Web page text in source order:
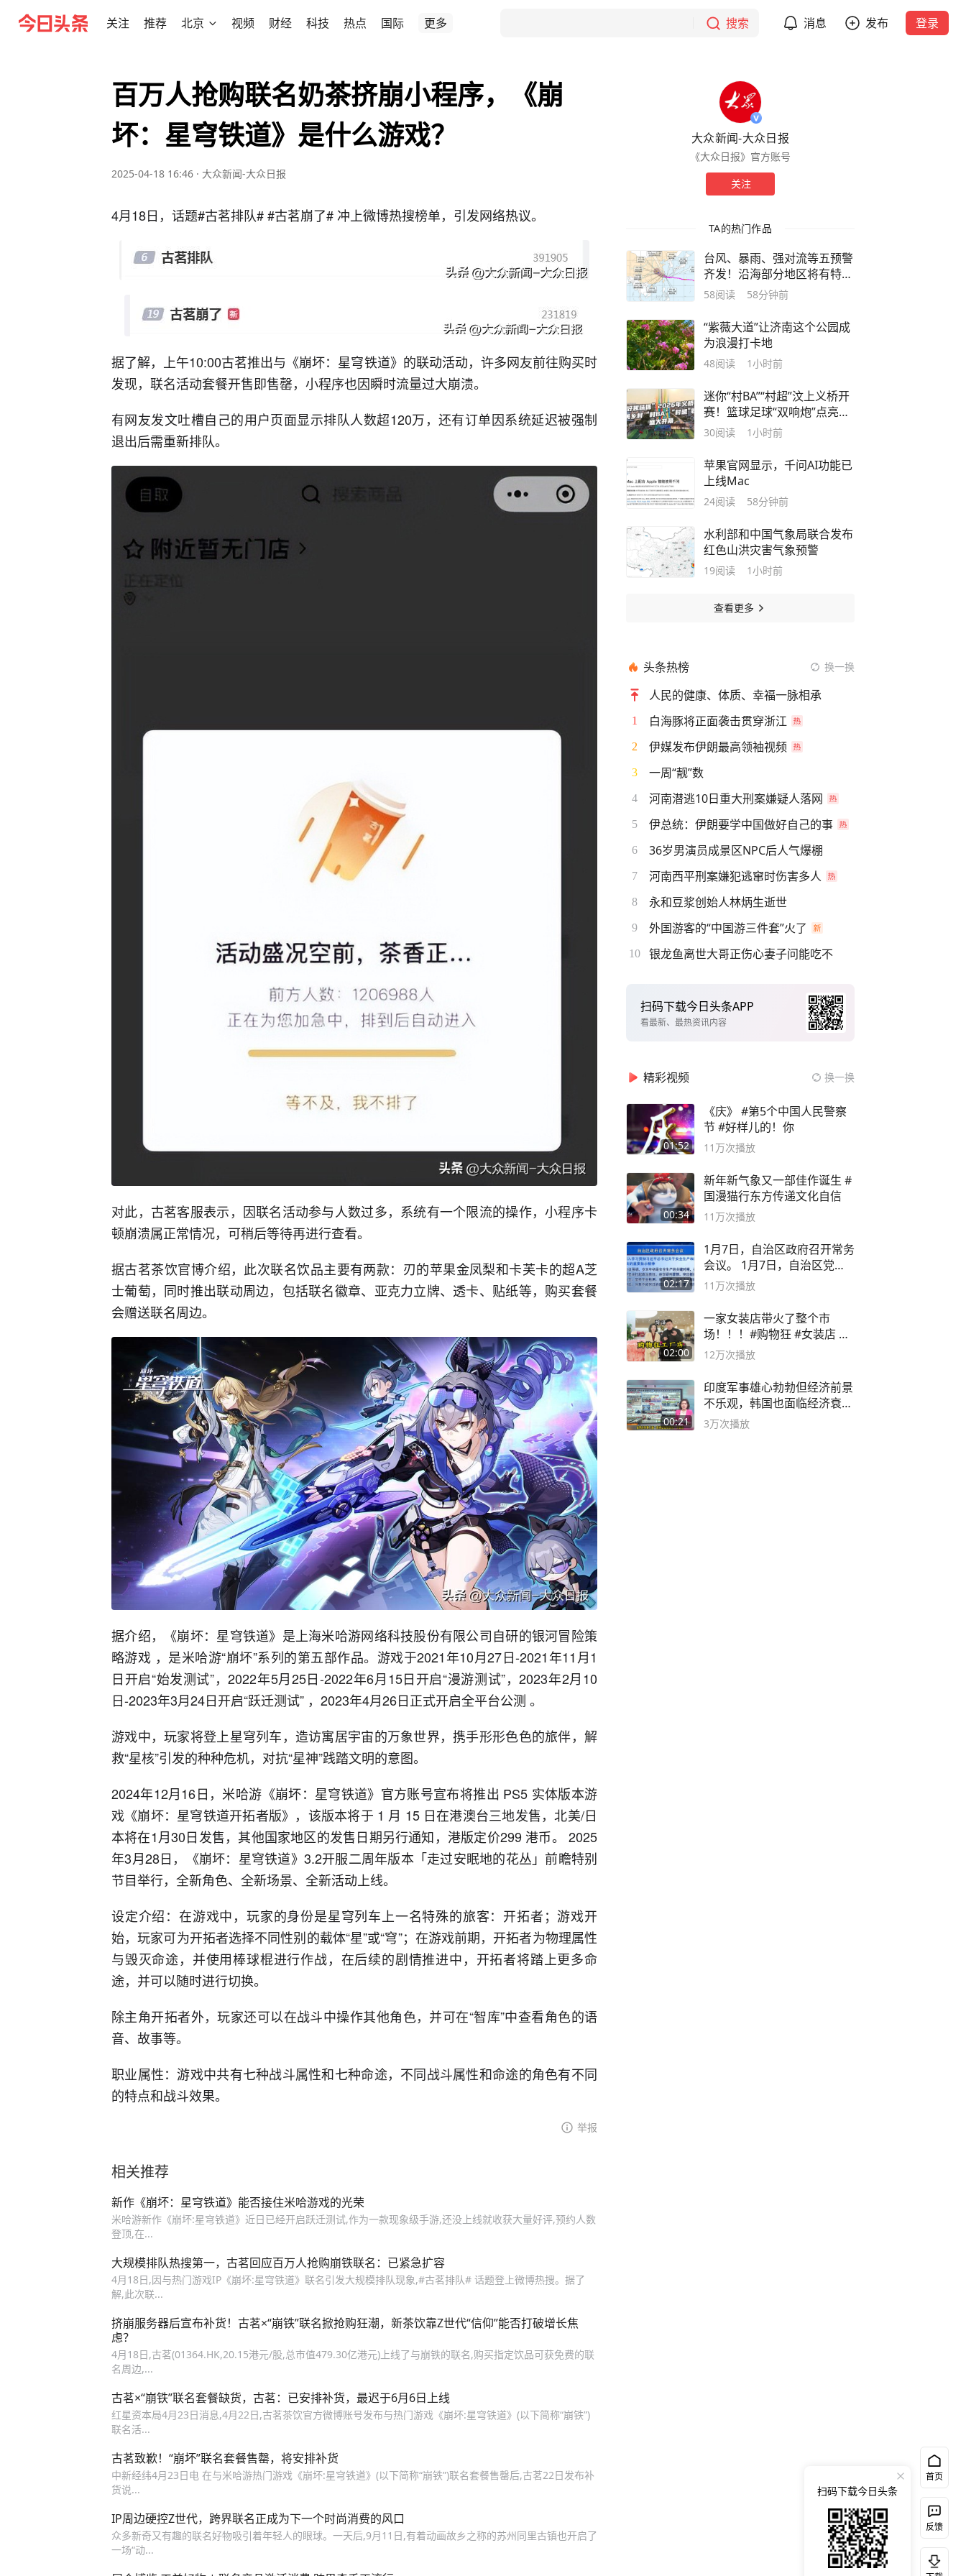
关注 推荐 北京 视频 财经 科技 热点 国际 更多 搜索 消息 发布 登录
百万人抢购联名奶茶挤崩小程序，《崩
坏：星穹铁道》是什么游戏？
2025-04-18 16:46 · 大众新闻-大众日报
4月18日，话题#古茗排队# #古茗崩了# 冲上微博热搜榜单，引发网络热议。
据了解，上午10:00古茗推出与《崩坏：星穹铁道》的联动活动，许多网友前往购买时
发现，联名活动套餐开售即售罄，小程序也因瞬时流量过大崩溃。
有网友发文吐槽自己的用户页面显示排队人数超120万，还有订单因系统延迟被强制
退出后需重新排队。
对此，古茗客服表示，因联名活动参与人数过多，系统有一个限流的操作，小程序卡
顿崩溃属正常情况，可稍后等待再进行查看。
据古茗茶饮官博介绍，此次联名饮品主要有两款：刃的苹果金凤梨和卡芙卡的超A芝
士葡萄，同时推出联动周边，包括联名徽章、亚克力立牌、透卡、贴纸等，购买套餐
会赠送联名周边。
据介绍，《崩坏：星穹铁道》是上海米哈游网络科技股份有限公司自研的银河冒险策
略游戏 ，是米哈游“崩坏”系列的第五部作品。游戏于2021年10月27日-2021年11月1
日开启“始发测试”，2022年5月25日-2022年6月15日开启“漫游测试”，2023年2月10
日-2023年3月24日开启“跃迁测试” ，2023年4月26日正式开启全平台公测 。
游戏中，玩家将登上星穹列车，造访寓居宇宙的万象世界，携手形形色色的旅伴，解
救“星核”引发的种种危机，对抗“星神”践踏文明的意图。
2024年12月16日，米哈游《崩坏：星穹铁道》官方账号宣布将推出 PS5 实体版本游
戏《崩坏：星穹铁道开拓者版》，该版本将于 1 月 15 日在港澳台三地发售，北美/日
本将在1月30日发售，其他国家地区的发售日期另行通知，港版定价299 港币。 2025
年3月28日，《崩坏：星穹铁道》3.2开服二周年版本「走过安眠地的花丛」前瞻特别
节目举行，全新角色、全新场景、全新活动上线。
设定介绍：在游戏中，玩家的身份是星穹列车上一名特殊的旅客：开拓者；游戏开
始，玩家可为开拓者选择不同性别的载体“星”或“穹”；在游戏前期，开拓者为物理属性
与毁灭命途，并使用棒球棍进行作战，在后续的剧情推进中，开拓者将踏上更多命
途，并可以随时进行切换。
除主角开拓者外，玩家还可以在战斗中操作其他角色，并可在“智库”中查看角色的语
音、故事等。
职业属性：游戏中共有七种战斗属性和七种命途，不同战斗属性和命途的角色有不同
的特点和战斗效果。
举报
相关推荐
新作《崩坏：星穹铁道》能否接住米哈游戏的光荣
米哈游新作《崩坏:星穹铁道》近日已经开启跃迁测试,作为一款现象级手游,还没上线就收获大量好评,预约人数
登顶,在...
大规模排队热搜第一，古茗回应百万人抢购崩铁联名：已紧急扩容
4月18日,因与热门游戏IP《崩坏:星穹铁道》联名引发大规模排队现象,#古茗排队# 话题登上微博热搜。据了
解,此次联...
挤崩服务器后宣布补货！古茗×“崩铁”联名掀抢购狂潮，新茶饮靠Z世代“信仰”能否打破增长焦
虑？
4月18日,古茗(01364.HK,20.15港元/股,总市值479.30亿港元)上线了与崩铁的联名,购买指定饮品可获免费的联
名周边,...
古茗×“崩铁”联名套餐缺货，古茗：已安排补货，最迟于6月6日上线
红星资本局4月23日消息,4月22日,古茗茶饮官方微博账号发布与热门游戏《崩坏:星穹铁道》(以下简称“崩铁”)
联名活...
古茗致歉！“崩坏”联名套餐售罄，将安排补货
中新经纬4月23日电 在与米哈游热门游戏《崩坏:星穹铁道》(以下简称“崩铁”)联名套餐售罄后,古茗22日发布补
货说...
IP周边硬控Z世代，跨界联名正成为下一个时尚消费的风口
众多新奇又有趣的联名好物吸引着年轻人的眼球。一天后,9月11日,有着动画故乡之称的苏州同里古镇也开启了
一场“动...
大众新闻-大众日报
《大众日报》官方账号
关注
TA的热门作品
台风、暴雨、强对流等五预警
齐发！沿海部分地区将有特大
暴雨
58阅读 58分钟前
“紫薇大道”让济南这个公园成
为浪漫打卡地
48阅读 1小时前
迷你“村BA”“村超”汶上义桥开
赛！篮球足球“双响炮”点亮乡
村夜生活
30阅读 1小时前
苹果官网显示，千问AI功能已
上线Mac
24阅读 58分钟前
水利部和中国气象局联合发布
红色山洪灾害气象预警
19阅读 1小时前
查看更多
头条热榜 换一换
人民的健康、体质、幸福一脉相承
1 白海豚将正面袭击贯穿浙江
2 伊媒发布伊朗最高领袖视频
3 一周“靓”数
4 河南潜逃10日重大刑案嫌疑人落网
5 伊总统：伊朗要学中国做好自己的事
6 36岁男演员成景区NPC后人气爆棚
7 河南西平刑案嫌犯逃窜时伤害多人
8 永和豆浆创始人林炳生逝世
9 外国游客的“中国游三件套”火了
10 银龙鱼离世大哥正伤心妻子问能吃不
扫码下载今日头条APP
看最新、最热资讯内容
精彩视频 换一换
01:52
《庆》 #第5个中国人民警察
节 #好样儿的！你
11万次播放
00:34
新年新气象又一部佳作诞生 #
国漫猫行东方传递文化自信
11万次播放
02:17
1月7日，自治区政府召开常务
会议。 1月7日，自治区党委
副书记
11万次播放
02:00
一家女装店带火了整个市
场！！！#购物狂 #女装店 #
高品质女装
12万次播放
00:21
印度军事雄心勃勃但经济前景
不乐观，韩国也面临经济衰退
风险
3万次播放
首页
反馈
扫码下载今日头条